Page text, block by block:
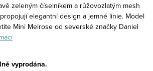
zeleným číselníkem a růžovozlatým mesh
elegantní design a jemné linie. Model
Mini Melrose od severské značky Daniel
vyprodána.